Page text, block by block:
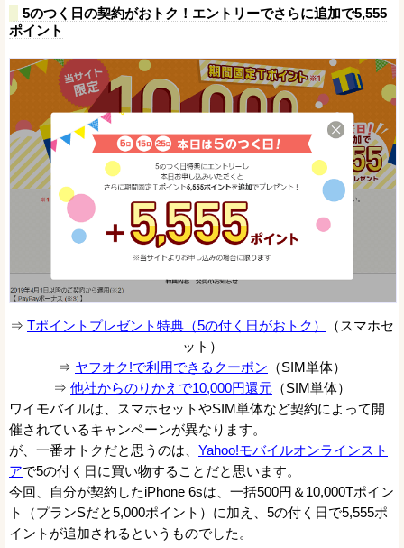
5のつく日の契約がおトク！エントリーでさらに追加で5,555
ポイント
⇒ Tポイントプレゼント特典（5の付く日がおトク）
（スマホセ
ット）
⇒ ヤフオク!で利用できるクーポン （SIM単体）
⇒ 他社からのりかえで10,000円還元 （SIM単体）
ワイモバイルは、スマホセットやSIM単体など契約によって開
催されているキャンペーンが異なります。
が、一番オトクだと思うのは、 Yahoo!モバイルオンラインスト
アで5の付く日に買い物することだと思います。
今回、自分が契約したiPhone 6sは、一括500円＆10,000Tポイン
ト（プランSだと5,000ポイント）に加え、5の付く日で5,555ポ
イントが追加されるというものでした。